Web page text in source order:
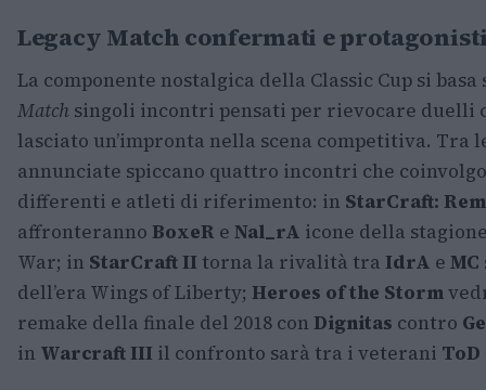
Legacy Match confermati e
La componente nostalgica della Classic Cup si
Match singoli incontri pensati per rievocare duelli
lasciato un’impronta nella scena competitiva. Tra
annunciate spiccano quattro incontri che
differenti e atleti di riferimento: in StarCraft:
affronteranno BoxeR e Nal_rA icone della
War; in StarCraft II torna la rivalità tra IdrA e MC
dell’era Wings of Liberty; Heroes of the Storm
remake della finale del 2018 con Dignitas contro
in Warcraft III il confronto sarà tra i veterani ToD